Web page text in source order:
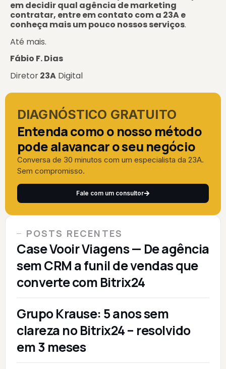
em decidir qual agência de marketing
contratar, entre em contato com a 23A e
conheça mais um pouco nossos serviços.
Até mais.
Fábio F. Dias
Diretor23A Digital
DIAGNÓSTICO GRATUITO
Entenda como o nosso método
pode alavancar o seu negócio
Conversa de 30 minutos com um especialista da 23A.
Sem compromisso.
Fale com um consultor
POSTS RECENTES
Case Vooir Viagens — De agência
sem CRM a funil de vendas que
converte com Bitrix24
Grupo Krause: 5 anos sem
clareza no Bitrix24 – resolvido
em 3 meses